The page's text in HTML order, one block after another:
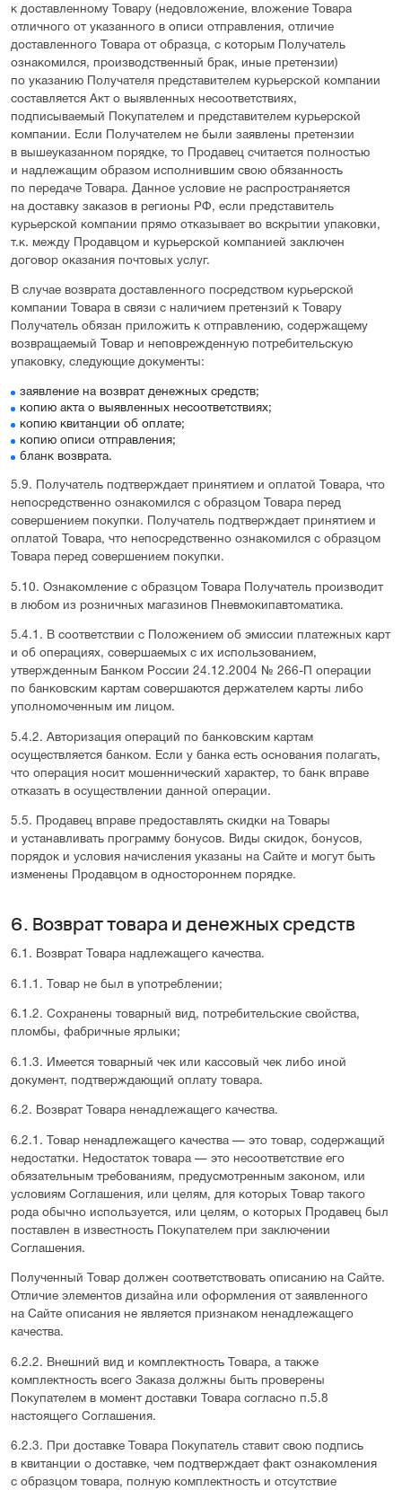
к доставленному Товару (недовложение, вложение Товара
отличного от указанного в описи отправления, отличие
доставленного Товара от образца, с которым Получатель
ознакомился, производственный брак, иные претензии)
по указанию Получателя представителем курьерской компании
составляется Акт о выявленных несоответствиях,
подписываемый Покупателем и представителем курьерской
компании. Если Получателем не были заявлены претензии
в вышеуказанном порядке, то Продавец считается полностью
и надлежащим образом исполнившим свою обязанность
по передаче Товара. Данное условие не распространяется
на доставку заказов в регионы РФ, если представитель
курьерской компании прямо отказывает во вскрытии упаковки,
т.к. между Продавцом и курьерской компанией заключен
договор оказания почтовых услуг.
В случае возврата доставленного посредством курьерской
компании Товара в связи с наличием претензий к Товару
Получатель обязан приложить к отправлению, содержащему
возвращаемый Товар и неповрежденную потребительскую
упаковку, следующие документы:
заявление на возврат денежных средств;
копию акта о выявленных несоответствиях;
копию квитанции об оплате;
копию описи отправления;
бланк возврата.
5.9. Получатель подтверждает принятием и оплатой Товара, что
непосредственно ознакомился с образцом Товара перед
совершением покупки. Получатель подтверждает принятием и
оплатой Товара, что непосредственно ознакомился с образцом
Товара перед совершением покупки.
5.10. Ознакомление с образцом Товара Получатель производит
в любом из розничных магазинов Пневмокипавтоматика.
5.4.1. В соответствии с Положением об эмиссии платежных карт
и об операциях, совершаемых с их использованием,
утвержденным Банком России 24.12.2004 № 266-П операции
по банковским картам совершаются держателем карты либо
уполномоченным им лицом.
5.4.2. Авторизация операций по банковским картам
осуществляется банком. Если у банка есть основания полагать,
что операция носит мошеннический характер, то банк вправе
отказать в осуществлении данной операции.
5.5. Продавец вправе предоставлять скидки на Товары
и устанавливать программу бонусов. Виды скидок, бонусов,
порядок и условия начисления указаны на Сайте и могут быть
изменены Продавцом в одностороннем порядке.
6. Возврат товара и денежных средств
6.1. Возврат Товара надлежащего качества.
6.1.1. Товар не был в употреблении;
6.1.2. Сохранены товарный вид, потребительские свойства,
пломбы, фабричные ярлыки;
6.1.3. Имеется товарный чек или кассовый чек либо иной
документ, подтверждающий оплату товара.
6.2. Возврат Товара ненадлежащего качества.
6.2.1. Товар ненадлежащего качества — это товар, содержащий
недостатки. Недостаток товара — это несоответствие его
обязательным требованиям, предусмотренным законом, или
условиям Соглашения, или целям, для которых Товар такого
рода обычно используется, или целям, о которых Продавец был
поставлен в известность Покупателем при заключении
Соглашения.
Полученный Товар должен соответствовать описанию на Сайте.
Отличие элементов дизайна или оформления от заявленного
на Сайте описания не является признаком ненадлежащего
качества.
6.2.2. Внешний вид и комплектность Товара, а также
комплектность всего Заказа должны быть проверены
Покупателем в момент доставки Товара согласно п.5.8
настоящего Соглашения.
6.2.3. При доставке Товара Покупатель ставит свою подпись
в квитанции о доставке, чем подтверждает факт ознакомления
с образцом товара, полную комплектность и отсутствие